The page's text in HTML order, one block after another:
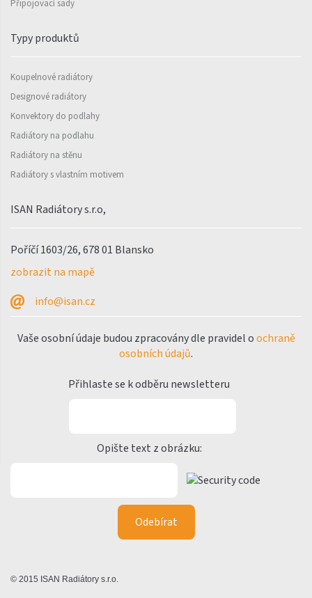
Silla Radius Inox
Solar
Swing
Swingo
Thea
Variant
Variant Horizontal
Variant Mirror
Variant Photo
Nástěnný vzorník barev
Připojovací sady
Typy produktů
Koupelnové radiátory
Designové radiátory
Konvektory do podlahy
Radiátory na podlahu
Radiátory na stěnu
Radiátory s vlastním motivem
ISAN Radiátory s.r.o,
Poříčí 1603/26, 678 01 Blansko
zobrazit na mapě
info@isan.cz
Vaše osobní údaje budou zpracovány dle pravidel oochraně
osobních údajů.
Přihlaste se k odběru newsletteru
Opište text z obrázku:
© 2015 ISAN Radiátory s.r.o.